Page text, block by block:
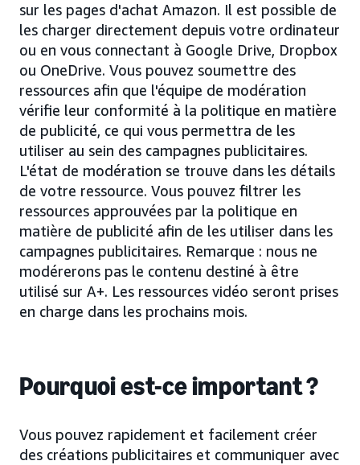
sur les pages d'achat Amazon. Il est possible de
les charger directement depuis votre ordinateur
ou en vous connectant à Google Drive, Dropbox
ou OneDrive. Vous pouvez soumettre des
ressources afin que l'équipe de modération
vérifie leur conformité à la politique en matière
de publicité, ce qui vous permettra de les
utiliser au sein des campagnes publicitaires.
L'état de modération se trouve dans les détails
de votre ressource. Vous pouvez filtrer les
ressources approuvées par la politique en
matière de publicité afin de les utiliser dans les
campagnes publicitaires. Remarque : nous ne
modérerons pas le contenu destiné à être
utilisé sur A+. Les ressources vidéo seront prises
en charge dans les prochains mois.
Pourquoi est-ce important ?
Vous pouvez rapidement et facilement créer
des créations publicitaires et communiquer avec